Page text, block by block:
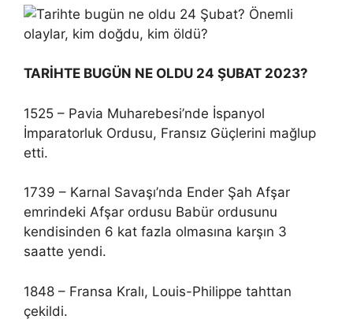
TARİHTE BUGÜN NE OLDU 24 ŞUBAT 2023?
1525 – Pavia Muharebesi’nde İspanyol
İmparatorluk Ordusu, Fransız Güçlerini mağlup
etti.
1739 – Karnal Savaşı’nda Ender Şah Afşar
emrindeki Afşar ordusu Babür ordusunu
kendisinden 6 kat fazla olmasına karşın 3
saatte yendi.
1848 – Fransa Kralı, Louis-Philippe tahttan
çekildi.